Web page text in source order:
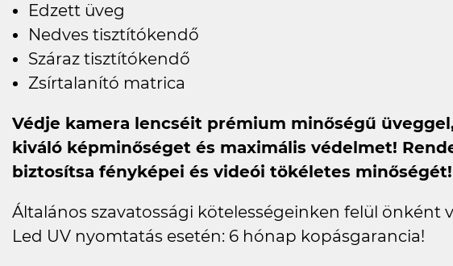
Edzett üveg
Nedves tisztítókendő
Száraz tisztítókendő
Zsírtalanító matrica
Védje kamera lencséit prémium minőségű
kiváló képminőséget és maximális védelmet!
biztosítsa fényképei és videói tökéletes minőségét!
Általános szavatossági kötelességeinken felül önként
Led UV nyomtatás esetén: 6 hónap kopásgarancia!